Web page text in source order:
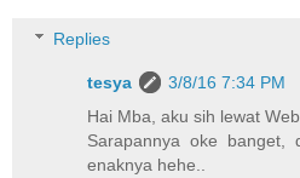
Replies
tesya
3/8/16 7:34 PM
Hai Mba, aku sih lewat
Sarapannya oke banget,
enaknya hehe..